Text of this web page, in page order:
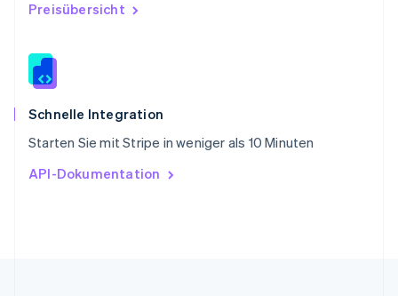
Preisübersicht
Schnelle Integration
Starten Sie mit Stripe in weniger als 10 Minuten
API-Dokumentation
Spanien
Thailand
ไทยEnglish
English
English